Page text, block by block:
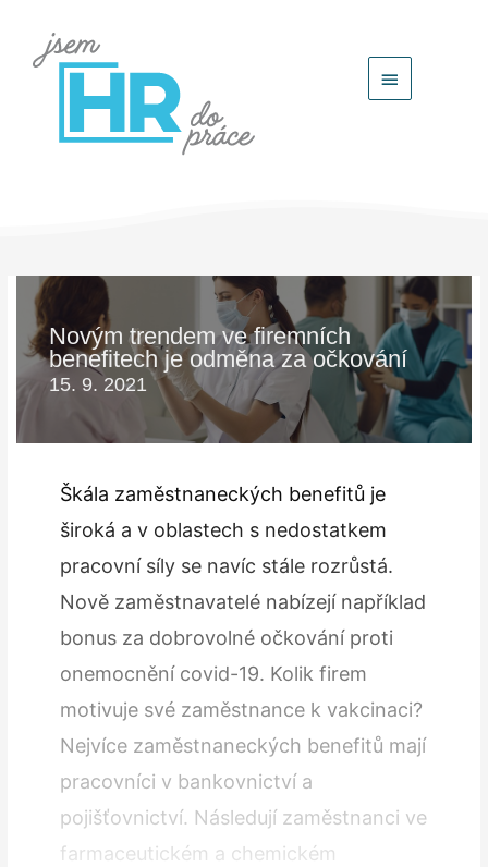
Hlavní
Novým trendem ve firemních
benefitech je odměna za očkování
15. 9. 2021
Škála zaměstnaneckých benefitů je
široká a v oblastech s nedostatkem
pracovní síly se navíc stále rozrůstá.
Nově zaměstnavatelé nabízejí například
bonus za dobrovolné očkování proti
onemocnění covid-19. Kolik firem
motivuje své zaměstnance k vakcinaci?
Nejvíce zaměstnaneckých benefitů mají
pracovníci v bankovnictví a
pojišťovnictví. Následují zaměstnanci ve
farmaceutickém a chemickém